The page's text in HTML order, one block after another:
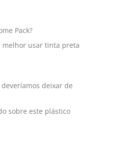
Pack?
melhor usar tinta preta
deixar de
sobre este plástico